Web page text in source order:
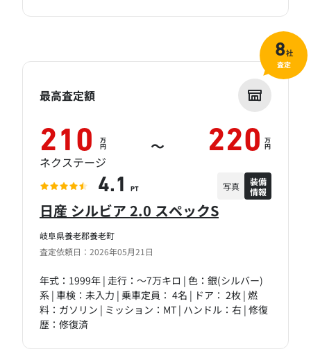
岐阜県養老郡養老町
査定依頼日：2026年05月21日
日産 シルビア 2.0 スペックS
年式：1999年 | 走行：～7万キロ | 色：銀(シルバー)
系 | 車検：未入力 | 乗車定員： 4名 | ドア： 2枚 | 燃
料：ガソリン | ミッション：MT | ハンドル：右 | 修復
歴：修復済
最高査定額
210 万
円 ～ 220 万
円
ネクステージ
4.1 PT 写真
装備
情報
8社
査定